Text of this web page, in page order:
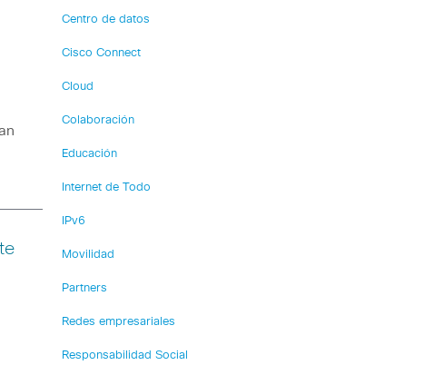
Centro de datos
Cisco Connect
Cloud
Colaboración
Educación
Internet de Todo
IPv6
Movilidad
Partners
Redes empresariales
Responsabilidad Social